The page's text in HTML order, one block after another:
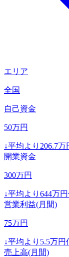
エリア
全国
自己資金
50万円
↓平均より 206.7万
開業資金
300万円
↓平均より 644万
営業利益(月間)
75万円
↓平均より 5.5万円
売上高(月間)